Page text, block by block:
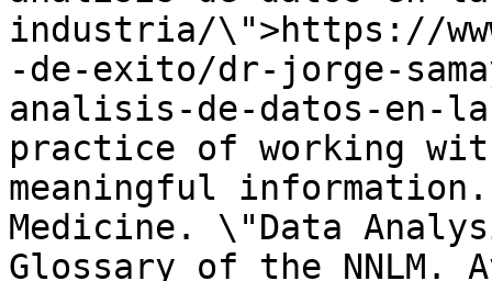
industria/\">https://
-de-exito/dr-jorge-
analisis-de-datos-en-
practice of working
meaningful
Medicine. \"Data
Glossary of the NNLM.